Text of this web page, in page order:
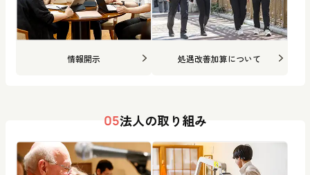
情報開示 処遇改善加算について
05法人の取り組み